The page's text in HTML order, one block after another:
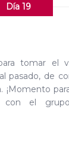
Día 19
tomar el
pasado, de
¡Momento
con el